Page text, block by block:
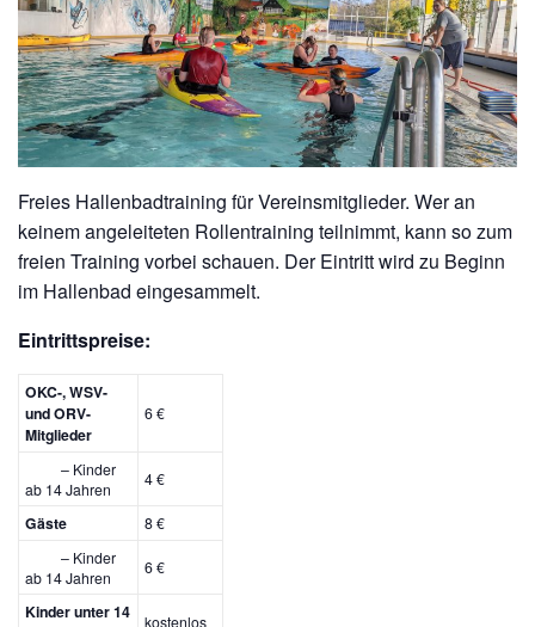
Freies Hallenbadtraining für Vereinsmitglieder. Wer an
keinem angeleiteten Rollentraining teilnimmt, kann so zum
freien Training vorbei schauen. Der Eintritt wird zu Beginn
im Hallenbad eingesammelt.
Eintrittspreise:
OKC-, WSV-
und ORV-
Mitglieder
6 €
– Kinder
ab 14 Jahren
4 €
Gäste
8 €
– Kinder
ab 14 Jahren
6 €
Kinder unter 14
kostenlos